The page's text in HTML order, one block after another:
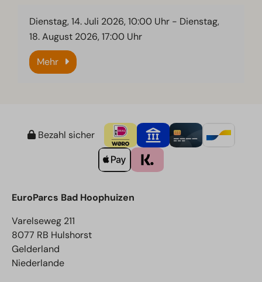
Dienstag, 14. Juli 2026, 10:00 Uhr - Dienstag,
18. August 2026, 17:00 Uhr
Mehr
Bezahl sicher
EuroParcs Bad Hoophuizen
Varelseweg 211
8077 RB Hulshorst
Gelderland
Niederlande